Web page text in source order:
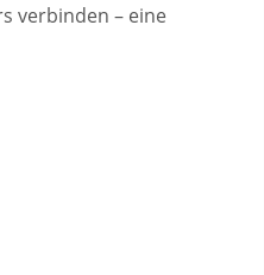
verbinden – eine